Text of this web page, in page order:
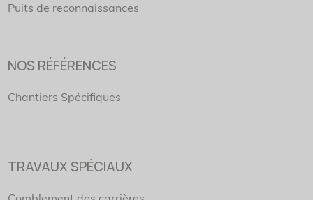
Puits de reconnaissances
NOS RÉFÉRENCES
Chantiers Spécifiques
TRAVAUX SPÉCIAUX